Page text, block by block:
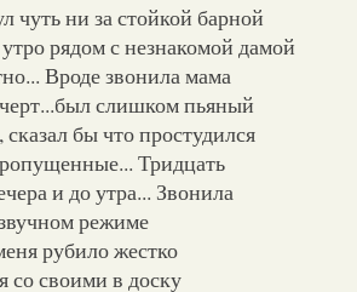
чуть ни за стойкой барной
рядом с незнакомой дамой
Вроде звонила мама
слишком пьяный
бы что простудился
Тридцать
и до утра... Звонила
режиме
рубило жестко
со своими в доску